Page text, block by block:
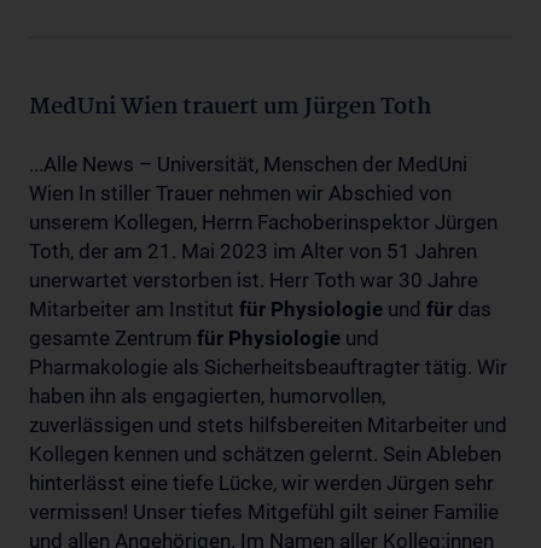
MedUni Wien trauert um Jürgen Toth
...Alle News – Universität, Menschen der MedUni
Wien In stiller Trauer nehmen wir Abschied von
unserem Kollegen, Herrn Fachoberinspektor Jürgen
Toth, der am 21. Mai 2023 im Alter von 51 Jahren
unerwartet verstorben ist. Herr Toth war 30 Jahre
Mitarbeiter am Institut für Physiologie und für das
gesamte Zentrum für Physiologie und
Pharmakologie als Sicherheitsbeauftragter tätig. Wir
haben ihn als engagierten, humorvollen,
zuverlässigen und stets hilfsbereiten Mitarbeiter und
Kollegen kennen und schätzen gelernt. Sein Ableben
hinterlässt eine tiefe Lücke, wir werden Jürgen sehr
vermissen! Unser tiefes Mitgefühl gilt seiner Familie
und allen Angehörigen. Im Namen aller Kolleg:innen